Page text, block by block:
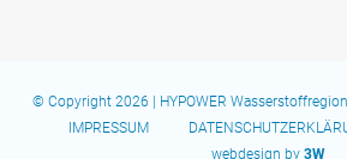
© Copyright 2026 | HYPOWER
IMPRESSUM
webdesign by3W